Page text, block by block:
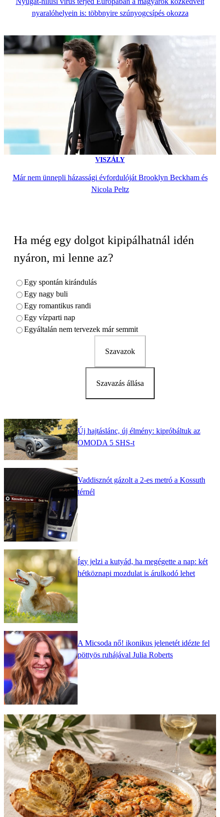
nyaralóhelyein is: többnyire szúnyogcsípés okozza
VISZÁLY
Már nem ünnepli házassági évfordulóját Brooklyn Beckham és
Nicola Peltz
Ha még egy dolgot kipipálhatnál idén
nyáron, mi lenne az?
Egy spontán kirándulás
Egy nagy buli
Egy romantikus randi
Egy vízparti nap
Egyáltalán nem tervezek már semmit
Szavazok
Szavazás állása
Új hajtáslánc, új élmény: kipróbáltuk az
OMODA 5 SHS-t
Vaddisznót gázolt a 2-es metró a Kossuth
térnél
Így jelzi a kutyád, ha megégette a nap: két
hétköznapi mozdulat is árulkodó lehet
A Micsoda nő! ikonikus jelenetét idézte fel
pöttyös ruhájával Julia Roberts